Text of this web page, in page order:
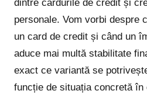
dintre cardurile de credit și
personale. Vom vorbi despre
un card de credit și când un
aduce mai multă stabilitate
exact ce variantă se
funcție de situația concretă în